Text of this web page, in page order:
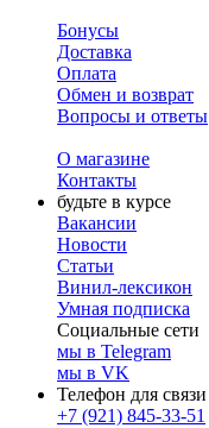
Бонусы
Доставка
Оплата
Обмен и возврат
Вопросы и ответы
О магазине
Контакты
будьте в курсе
Вакансии
Новости
Статьи
Винил-лексикон
Умная подписка
Социальные сети
мы в Telegram
мы в VK
Телефон для связи
+7 (921) 845-33-51